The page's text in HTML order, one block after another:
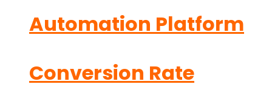
Automation Platform
Conversion Rate